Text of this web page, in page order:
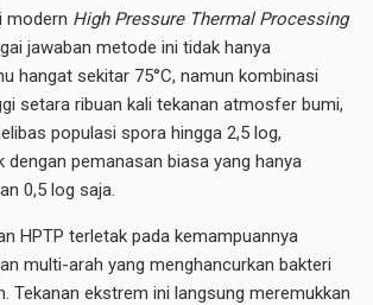
modern High Pressure Thermal Processing
jawaban metode ini tidak hanya
hangat sekitar 75°C, namun kombinasi
setara ribuan kali tekanan atmosfer bumi,
populasi spora hingga 2,5 log,
dengan pemanasan biasa yang hanya
0,5 log saja.
HPTP terletak pada kemampuannya
multi-arah yang menghancurkan bakteri
Tekanan ekstrem ini langsung meremukkan